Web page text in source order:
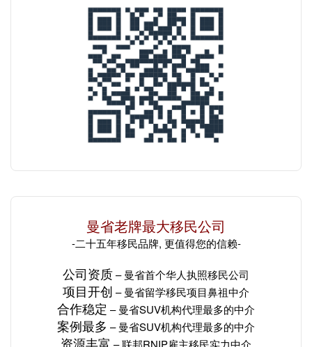
曼省老牌最大移民公司
-二十五年移民品牌, 更值得您的信赖-
公司资质– 曼省首个华人执照移民公司
项目开创 – 曼省留学移民项目鼻祖中介
合作稳定 – 曼省SUV机构代理最多的中介
案例最多 – 曼省SUV机构代理最多的中介
资源丰富 – 联邦RNIP雇主移民实力中介